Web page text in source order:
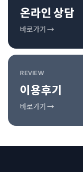
온라인 상담
바로가기 →
REVIEW
이용후기
바로가기 →